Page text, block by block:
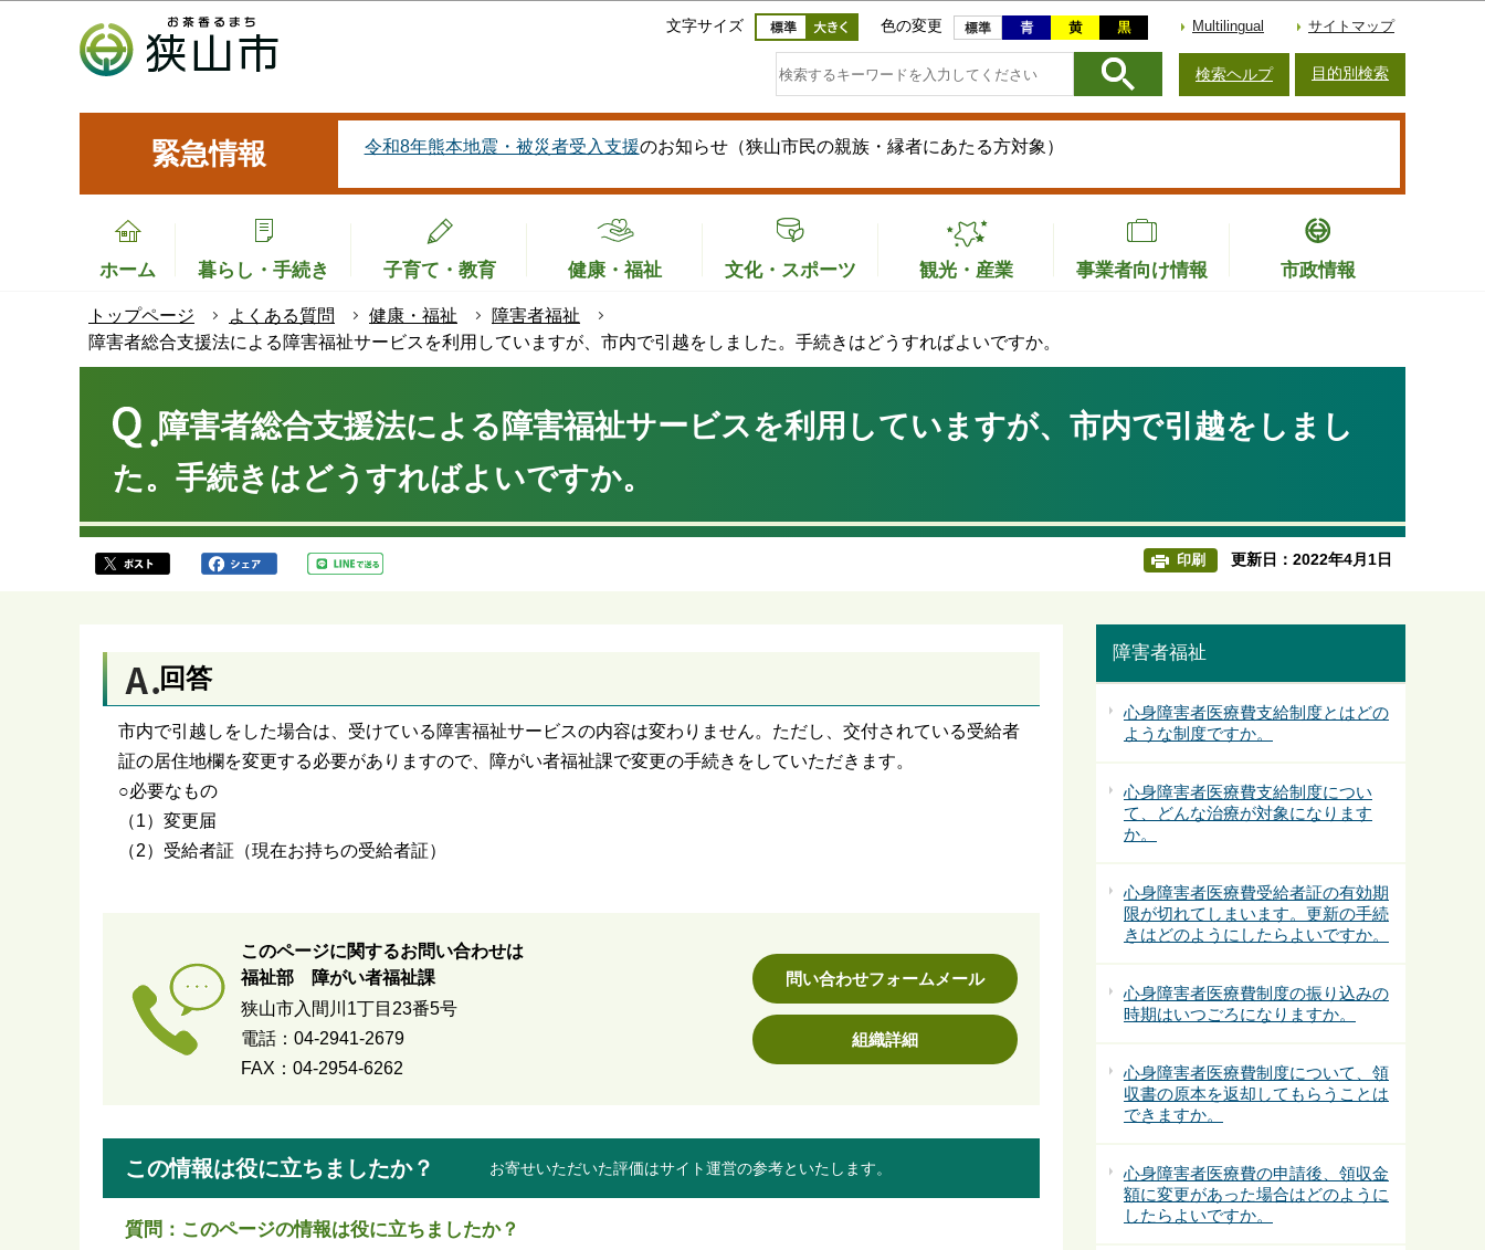
このページの本文へ移動
文字サイズ 色の変更 Multilingual サイトマップ
検索ヘルプ 目的別検索
緊急情報 令和8年熊本地震・被災者受入支援のお知らせ（狭山市民の親族・縁者にあたる方対象）
ホーム 暮らし・手続き 子育て・教育 健康・福祉 文化・スポーツ 観光・産業 事業者向け情報 市政情報
トップページ よくある質問 健康・福祉
障害者福祉
障害者総合支援法による障害福祉サービスを利用していますが、市内で引越をしました。手続きはどうすればよいですか。
障害者総合支援法による障害福祉サービスを利用していますが、市内で引越をしまし
た。手続きはどうすればよいですか。
印刷 更新日：2022年4月1日
回答
市内で引越しをした場合は、受けている障害福祉サービスの内容は変わりません。ただし、交付されている受給者
証の居住地欄を変更する必要がありますので、障がい者福祉課で変更の手続きをしていただきます。
○必要なもの
（1）変更届
（2）受給者証（現在お持ちの受給者証）
このページに関するお問い合わせは
福祉部 障がい者福祉課
狭山市入間川1丁目23番5号
電話：04-2941-2679
FAX：04-2954-6262
問い合わせフォームメール
組織詳細
この情報は役に立ちましたか？ お寄せいただいた評価はサイト運営の参考といたします。
質問：このページの情報は役に立ちましたか？
障害者福祉
心身障害者医療費支給制度とはどの
ような制度ですか。
心身障害者医療費支給制度につい
て、どんな治療が対象になります
か。
心身障害者医療費受給者証の有効期
限が切れてしまいます。更新の手続
きはどのようにしたらよいですか。
心身障害者医療費制度の振り込みの
時期はいつごろになりますか。
心身障害者医療費制度について、領
収書の原本を返却してもらうことは
できますか。
心身障害者医療費の申請後、領収金
額に変更があった場合はどのように
したらよいですか。